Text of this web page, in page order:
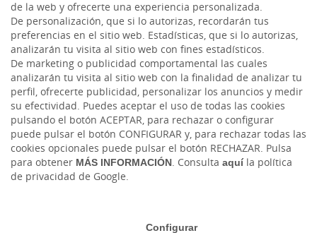
de la web y ofrecerte una experiencia personalizada.
De personalización, que si lo autorizas, recordarán tus
preferencias en el sitio web. Estadísticas, que si lo autorizas,
analizarán tu visita al sitio web con fines estadísticos.
De marketing o publicidad comportamental las cuales
analizarán tu visita al sitio web con la finalidad de analizar tu
perfil, ofrecerte publicidad, personalizar los anuncios y medir
su efectividad. Puedes aceptar el uso de todas las cookies
pulsando el botón ACEPTAR, para rechazar o configurar
puede pulsar el botón CONFIGURAR y, para rechazar todas las
cookies opcionales puede pulsar el botón RECHAZAR. Pulsa
para obtener MÁS INFORMACIÓN. Consulta aquí la política
de privacidad de Google.
Configurar
HACER AQUÍ,
CRECER AQUÍ.